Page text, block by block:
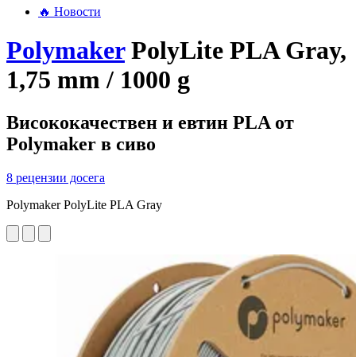
🔥 Новости
PolymakerPolyLite PLA Gray,
1,75 mm / 1000 g
Висококачествен и евтин PLA от
Polymaker в сиво
8 рецензии досега
Polymaker PolyLite PLA Gray